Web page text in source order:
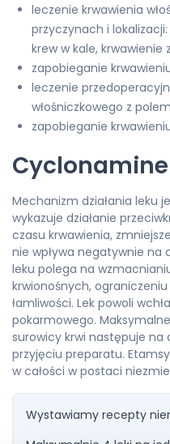
leczenie krwawienia
przyczynach i
krew w kale, krwawienie
zapobieganie
leczenie
włośniczkowego z
zapobieganie
Mechanizm działania leku
wykazuje działanie
czasu krwawienia,
nie wpływa negatywnie na
leku polega na
krwionośnych,
łamliwości. Lek powoli
pokarmowego.
surowicy krwi następuje na
przyjęciu preparatu.
w całości w postaci
Wystawiamy recepty